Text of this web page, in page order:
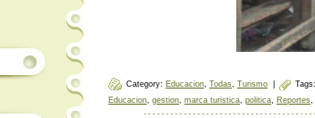
Category: Educacion, Todas, Turismo Tags:
Educacion, gestion, marca turistica, politica, Reportes,